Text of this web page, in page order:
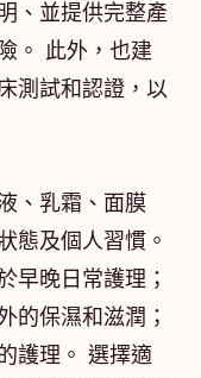
、並提供完整產
。 此外，也建
測試和認證，以
、乳霜、面膜
態及個人習慣。
早晚日常護理；
的保濕和滋潤；
護理。 選擇適